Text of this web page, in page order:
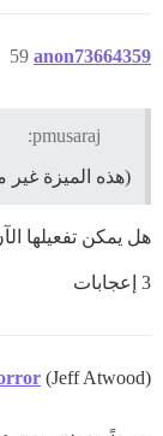
anon73664359
59
pmusaraj:
(هذه الميزة غير
هل يمكن تفعيلها
3 إعجابات
(Jeff Atwood)